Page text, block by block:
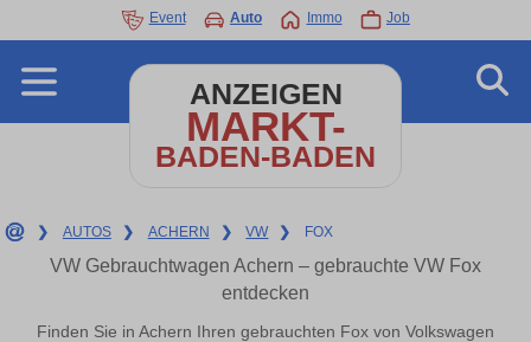
Event Auto Immo Job
ANZEIGEN
MARKT-
BADEN-BADEN
❯ AUTOS ❯ ACHERN ❯ VW ❯ FOX
VW Gebrauchtwagen Achern – gebrauchte VW Fox
entdecken
Finden Sie in Achern Ihren gebrauchten Fox von Volkswagen